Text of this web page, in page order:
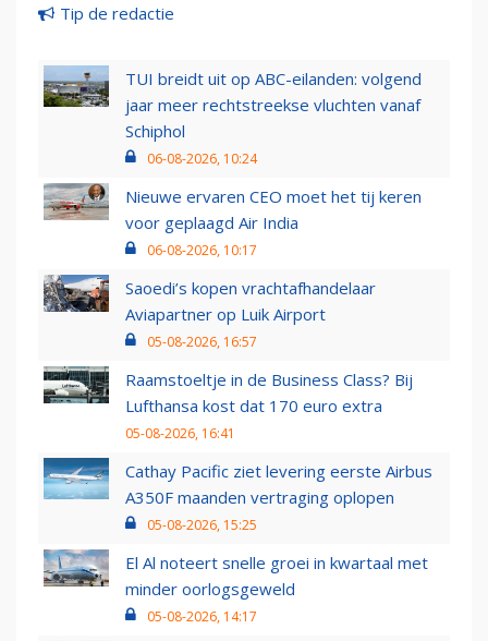
Tip de redactie
TUI breidt uit op ABC-eilanden: volgend
jaar meer rechtstreekse vluchten vanaf
Schiphol
06-08-2026, 10:24
Nieuwe ervaren CEO moet het tij keren
voor geplaagd Air India
06-08-2026, 10:17
Saoedi’s kopen vrachtafhandelaar
Aviapartner op Luik Airport
05-08-2026, 16:57
Raamstoeltje in de Business Class? Bij
Lufthansa kost dat 170 euro extra
05-08-2026, 16:41
Cathay Pacific ziet levering eerste Airbus
A350F maanden vertraging oplopen
05-08-2026, 15:25
El Al noteert snelle groei in kwartaal met
minder oorlogsgeweld
05-08-2026, 14:17